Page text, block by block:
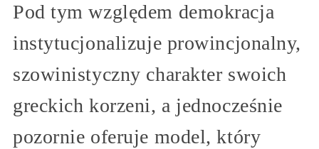
Pod tym względem demokracja
instytucjonalizuje prowincjonalny,
szowinistyczny charakter swoich
greckich korzeni, a jednocześnie
pozornie oferuje model, który